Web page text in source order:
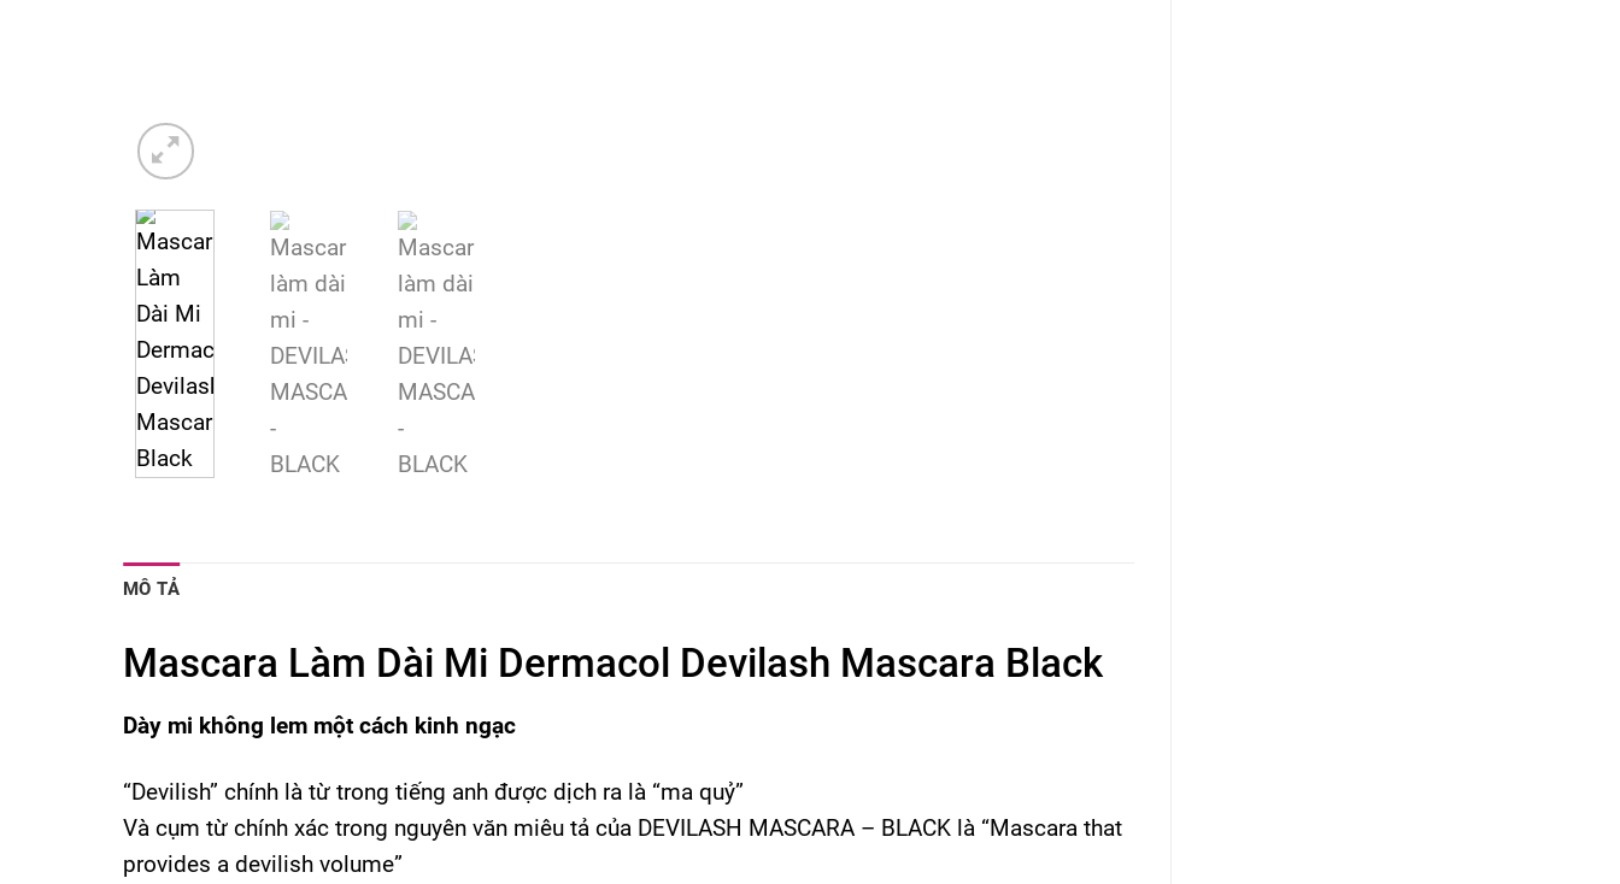
MÔ TẢ
Mascara Làm Dài Mi Dermacol Devilash Mascara Black
Dày mi không lem một cách kinh ngạc
“Devilish” chính là từ trong tiếng anh được dịch ra là “ma quỷ”
Và cụm từ chính xác trong nguyên văn miêu tả của DEVILASH MASCARA – BLACK là “Mascara that
provides a devilish volume”